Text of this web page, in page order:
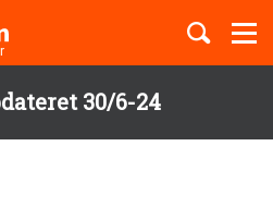
30/6-24
Børnebøger